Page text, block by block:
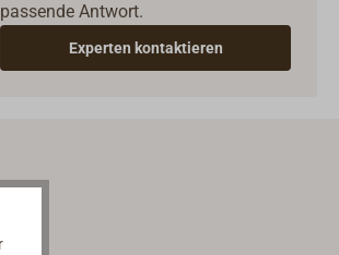
passende Antwort.
Experten kontaktieren